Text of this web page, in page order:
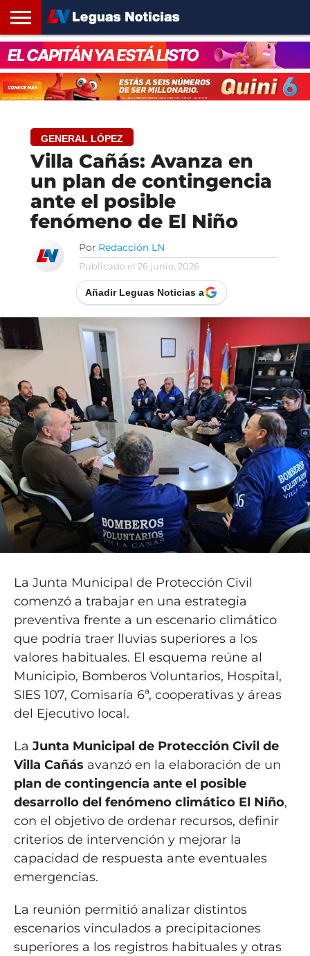
INICIO
SANTA
FE
ROSARIO24
REGIONES
ARGENTINA
OPINIÓN
CONTACTO
GENERAL LÓPEZ
Villa Cañás: Avanza en
un plan de contingencia
ante el posible
fenómeno de El Niño
Por Redacción LN
Publicado el 26 junio, 2026
Añadir Leguas Noticias a
La Junta Municipal de Protección Civil
comenzó a trabajar en una estrategia
preventiva frente a un escenario climático
que podría traer lluvias superiores a los
valores habituales. El esquema reúne al
Municipio, Bomberos Voluntarios, Hospital,
SIES 107, Comisaría 6ª, cooperativas y áreas
del Ejecutivo local.
La Junta Municipal de Protección Civil de
Villa Cañás avanzó en la elaboración de un
plan de contingencia ante el posible
desarrollo del fenómeno climático El Niño,
con el objetivo de ordenar recursos, definir
criterios de intervención y mejorar la
capacidad de respuesta ante eventuales
emergencias.
La reunión permitió analizar distintos
escenarios vinculados a precipitaciones
superiores a los registros habituales y otras